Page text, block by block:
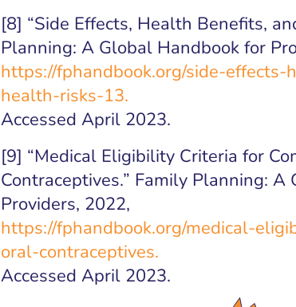
[8] “Side Effects, Health Benefits,
Planning: A Global Handbook for
https://fphandbook.org/side-
health-risks-13.
Accessed April 2023.
[9] “Medical Eligibility Criteria for
Contraceptives.” Family Planning:
Providers, 2022,
https://fphandbook.org/medical-
oral-contraceptives.
Accessed April 2023.